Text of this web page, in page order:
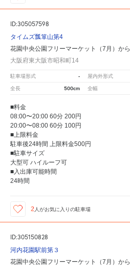
ID:305057598
タイムズ瓢箪山第4
花園中央公園フリーマーケット（7月）から
大阪府東大阪市昭和町14
駐車場形式 - 屋内外形式
全長 500cm 全幅
■料金
08:00〜20:00 60分 200円
20:00〜08:00 60分 100円
■上限料金
駐車後24時間 上限料金500円
■駐車サイズ
大型可 ハイルーフ可
■入出庫可能時間
24時間
2 人がお気に入りの駐車場
ID:305150828
河内花園駅前第３
花園中央公園フリーマーケット（7月）から